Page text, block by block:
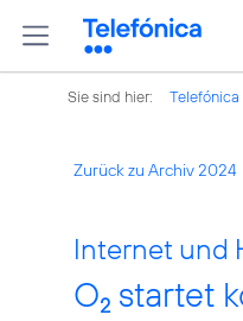
Sie sind hier:
Zurück zu Archiv 2024
Internet und
O2 startet